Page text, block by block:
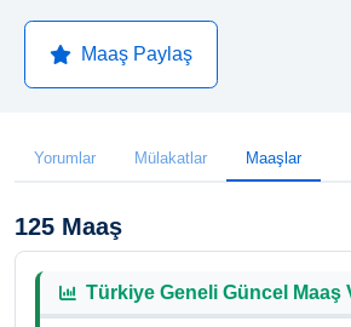
Maaş Paylaş
Yorumlar Mülakatlar Maaşlar
125 Maaş
Türkiye Geneli Güncel Maaş